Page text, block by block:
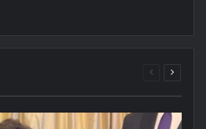
PáginaPágina